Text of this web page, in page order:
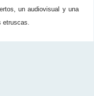
un audiovisual y una
etruscas.